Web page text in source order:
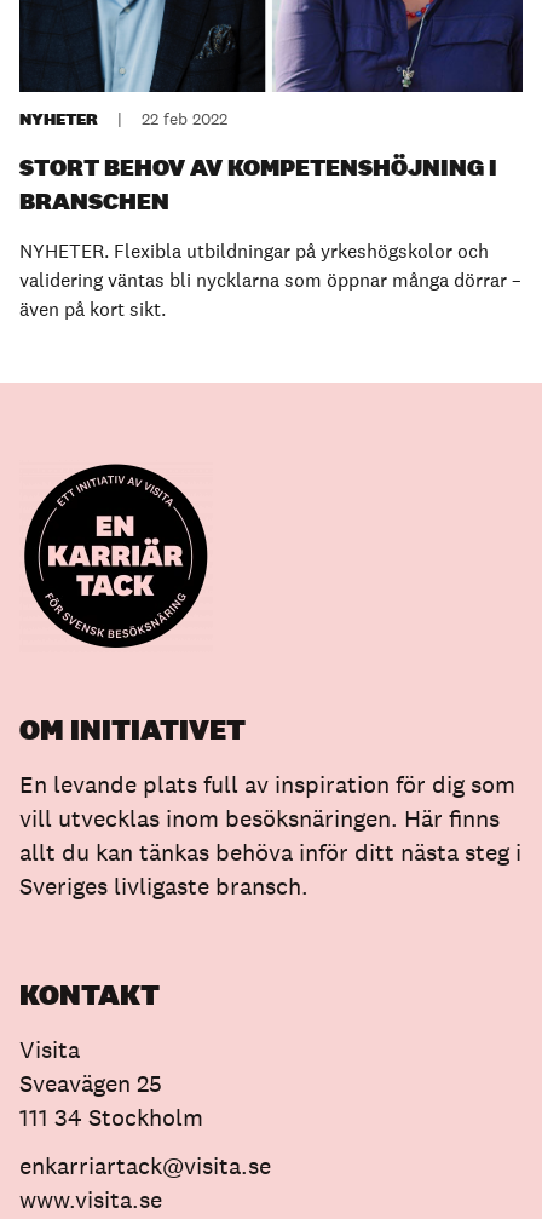
NYHETER | 22 feb 2022
STORT BEHOV AV KOMPETENSHÖJNING I
BRANSCHEN
NYHETER. Flexibla utbildningar på yrkeshögskolor och
validering väntas bli nycklarna som öppnar många dörrar –
även på kort sikt.
OM INITIATIVET
En levande plats full av inspiration för dig som
vill utvecklas inom besöksnäringen. Här finns
allt du kan tänkas behöva inför ditt nästa steg i
Sveriges livligaste bransch.
KONTAKT
Visita
Sveavägen 25
111 34 Stockholm
enkarriartack@visita.se
www.visita.se